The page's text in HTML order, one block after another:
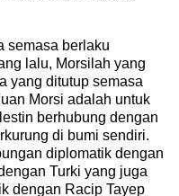
semasa berlaku
lalu, Morsilah yang
yang ditutup semasa
Morsi adalah untuk
berhubung dengan
di bumi sendiri.
diplomatik dengan
Turki yang juga
dengan Racip Tayep